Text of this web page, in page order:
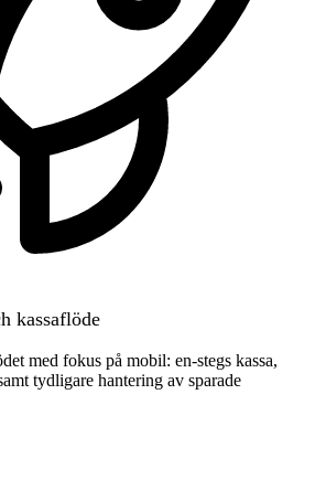
kassaflöde
med fokus på mobil: en-stegs kassa,
tydligare hantering av sparade